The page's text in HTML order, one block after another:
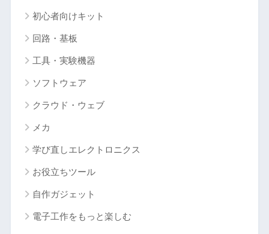
初心者向けキット
回路・基板
工具・実験機器
ソフトウェア
クラウド・ウェブ
メカ
学び直しエレクトロニクス
お役立ちツール
自作ガジェット
電子工作をもっと楽しむ